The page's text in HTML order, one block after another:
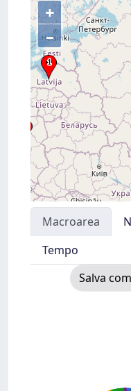
+
–
Macroarea
Tempo
Salva